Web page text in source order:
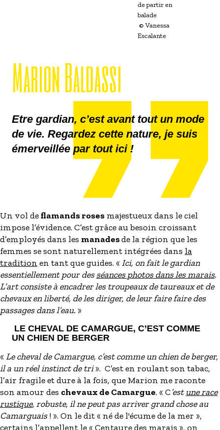
de partir en
balade
© Vanessa
Escalante
Marion Baldassi
Etre gardian, c’est avant tout un mode
de vie. Regardez cette nature, je suis
émerveillée par tout ici !
Un vol deflamands roses majestueux dans le ciel
impose l’évidence. C’est grâce au besoin croissant
d’employés dans les manadesde la région que les
femmes se sont naturellement intégrées dans la
tradition en tant que guides. « Ici, on fait le gardian
essentiellement pour desséances photos dans les marais.
L’art consiste à encadrer les troupeaux de taureaux et de
chevaux en liberté, de les diriger, de leur faire faire des
passages dans l’eau. »
LE CHEVAL DE CAMARGUE, C’EST COMME
UN CHIEN DE BERGER
« Le cheval de Camargue, c’est comme un chien de berger,
il a un réel instinct de tri». C’est en roulant son tabac,
l’air fragile et dure à la fois, que Marion me raconte
son amour des chevaux de Camargue. « C’est une race
rustique, robuste, il ne peut pas arriver grand chose au
Camarguais! ». On le dit « né de l'écume de la mer »,
certains l’appellent le « Centaure des marais », on